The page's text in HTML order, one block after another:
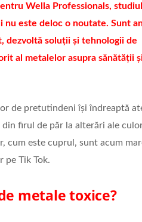
Wella Professionals, studiul
este deloc o noutate. Sunt
dezvoltă soluții și tehnologii de
al metalelor asupra sănătății
de pretutindeni își îndreaptă
firul de păr la alterări ale
cum este cuprul, sunt acum
pe Tik Tok.
metale toxice?